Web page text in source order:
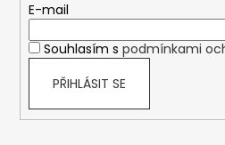
E-mail
Souhlasím s podmínkami
PŘIHLÁSIT SE